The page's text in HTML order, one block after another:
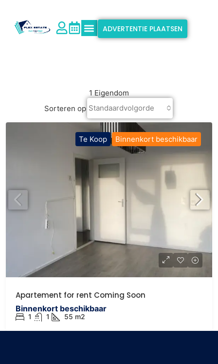
ADVERTENTIE PLAATSEN
1 Eigendom
Sorteren op Standaardvolgorde
Te Koop Binnenkort beschikbaar
Apartement for rent Coming Soon
Binnenkort beschikbaar
1 1 55 m2